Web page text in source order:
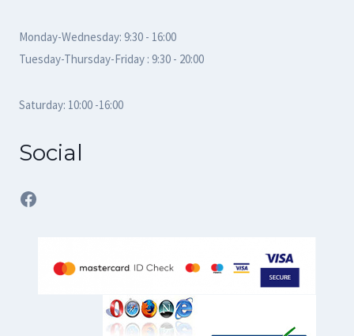
Monday-Wednesday: 9:30 - 16:00
Tuesday-Thursday-Friday : 9:30 - 20:00
Saturday: 10:00 -16:00
Social
Facebook